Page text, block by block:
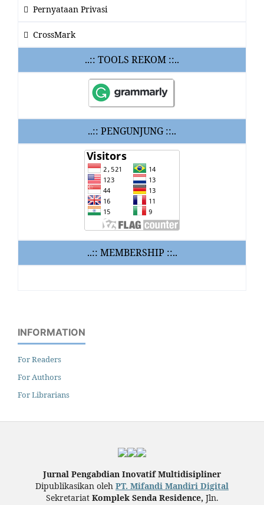
Pernyataan Privasi
CrossMark
..:: TOOLS REKOM ::..
..:: PENGUNJUNG ::..
..:: MEMBERSHIP ::..
INFORMATION
For Readers
For Authors
For Librarians
Jurnal Pengabdian Inovatif Multidisipliner
Dipublikasikan oleh PT. Mifandi Mandiri Digital
Sekretariat Komplek Senda Residence, Jln.